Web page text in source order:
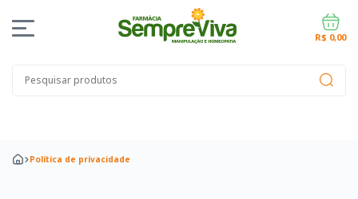
R$ 0,00
Política de privacidade